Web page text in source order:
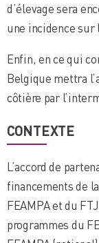
d’élevage sera
une incidence
Enfin, en ce qui
Belgique mettra
côtière par
CONTEXTE
L’accord de
financements de
FEAMPA et du
programmes du